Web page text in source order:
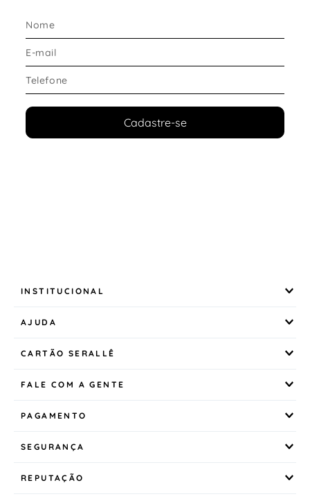
Cadastre-se
INSTITUCIONAL
AJUDA
CARTÃO SERALLÊ
FALE COM A GENTE
PAGAMENTO
SEGURANÇA
REPUTAÇÃO